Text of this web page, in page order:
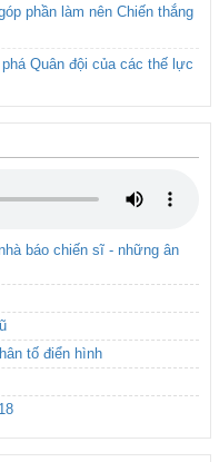
phần làm nên Chiến thắng
Quân đội của các thế lực
báo chiến sĩ - những ân
tố điển hình